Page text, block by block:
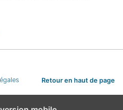
Retour en haut de page